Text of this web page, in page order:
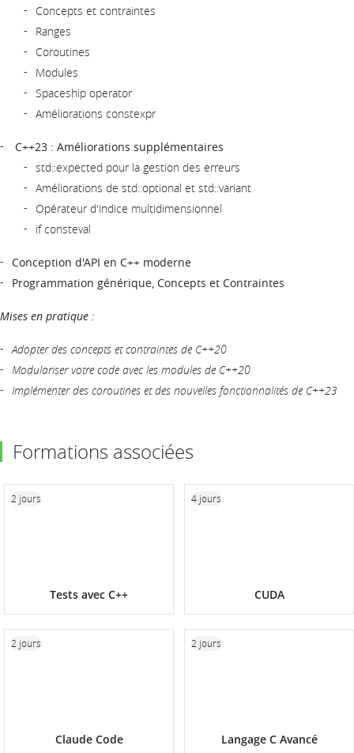
Concepts et contraintes
Ranges
Coroutines
Modules
Spaceship operator
Améliorations constexpr
C++23 : Améliorations supplémentaires
std::expected pour la gestion des erreurs
Améliorations de std::optional et std::variant
Opérateur d'indice multidimensionnel
if consteval
Conception d'API en C++ moderne
Programmation générique, Concepts et Contraintes
Mises en pratique :
Adopter des concepts et contraintes de C++20
Modulariser votre code avec les modules de C++20
Implémenter des coroutines et des nouvelles fonctionnalités de C++23
Formations associées
Tests avec C++
2 jours
CUDA
4 jours
Claude Code
2 jours
Langage C Avancé
2 jours